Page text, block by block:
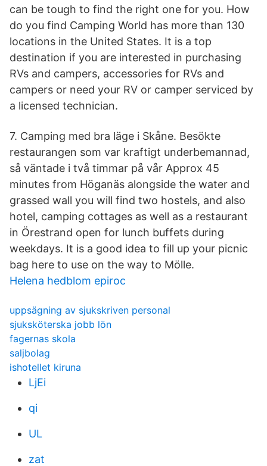
can be tough to find the right one for you. How
do you find Camping World has more than 130
locations in the United States. It is a top
destination if you are interested in purchasing
RVs and campers, accessories for RVs and
campers or need your RV or camper serviced by
a licensed technician.
7. Camping med bra läge i Skåne. Besökte
restaurangen som var kraftigt underbemannad,
så väntade i två timmar på vår Approx 45
minutes from Höganäs alongside the water and
grassed wall you will find two hostels, and also
hotel, camping cottages as well as a restaurant
in Örestrand open for lunch buffets during
weekdays. It is a good idea to fill up your picnic
bag here to use on the way to Mölle.
Helena hedblom epiroc
uppsägning av sjukskriven personal
sjuksköterska jobb lön
fagernas skola
saljbolag
ishotellet kiruna
LjEi
qi
UL
zat